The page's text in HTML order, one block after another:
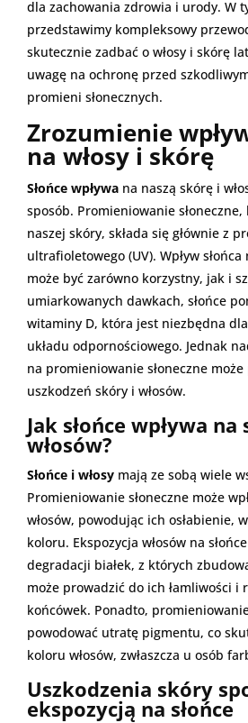
dla zachowania zdrowia i urody. W
przedstawimy kompleksowy
skutecznie zadbać o włosy i skórę
uwagę na ochronę przed
promieni słonecznych.
Zrozumienie
na włosy i skórę
Słońce wpływa na naszą skórę i
sposób. Promieniowanie
naszej skóry, składa się głównie z
ultrafioletowego (UV). Wpływ słońca
może być zarówno korzystny, jak i
umiarkowanych dawkach, słońce
witaminy D, która jest niezbędna
układu odpornościowego. Jednak
na promieniowanie słoneczne
uszkodzeń skóry i włosów.
Jak słońce wpływa
włosów?
Słońce i włosy mają ze sobą wiele
Promieniowanie słoneczne może
włosów, powodując ich osłabienie,
koloru. Ekspozycja włosów na
degradacji białek, z których
może prowadzić do ich łamliwości i
końcówek. Ponadto,
powodować utratę pigmentu, co
koloru włosów, zwłaszcza u osób
Uszkodzenia skóry
ekspozycją na słońce